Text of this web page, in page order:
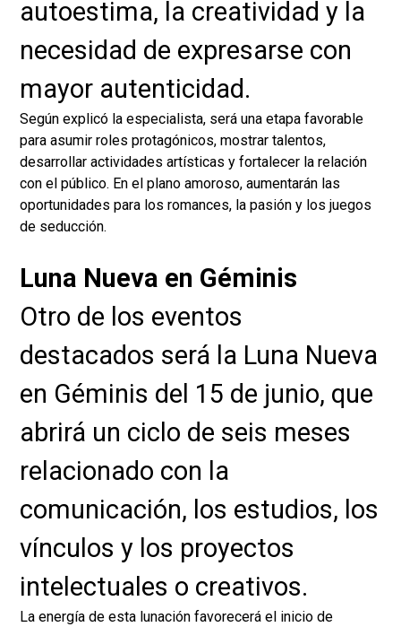
autoestima, la creatividad y la
necesidad de expresarse con
mayor autenticidad.
Según explicó la especialista, será una etapa favorable
para asumir roles protagónicos, mostrar talentos,
desarrollar actividades artísticas y fortalecer la relación
con el público. En el plano amoroso, aumentarán las
oportunidades para los romances, la pasión y los juegos
de seducción.
Luna Nueva en Géminis
Otro de los eventos
destacados será la Luna Nueva
en Géminis del 15 de junio, que
abrirá un ciclo de seis meses
relacionado con la
comunicación, los estudios, los
vínculos y los proyectos
intelectuales o creativos.
La energía de esta lunación favorecerá el inicio de